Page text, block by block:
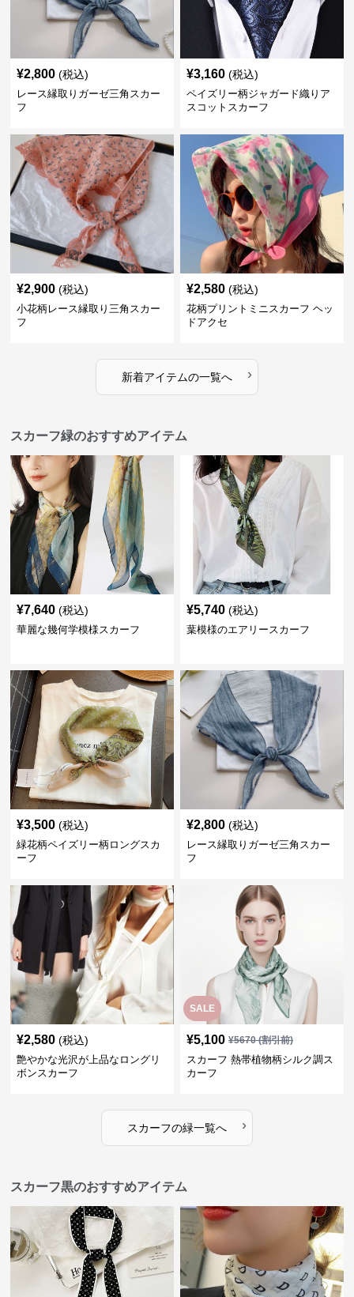
¥2,800 (税込)
レース縁取りガーゼ三角スカー
フ
¥3,160 (税込)
ペイズリー柄ジャガード織りア
スコットスカーフ
¥2,900 (税込)
小花柄レース縁取り三角スカー
フ
¥2,580 (税込)
花柄プリントミニスカーフ ヘッ
ドアクセ
新着アイテムの一覧へ ›
スカーフ緑のおすすめアイテム
¥7,640 (税込)
華麗な幾何学模様スカーフ
¥5,740 (税込)
葉模様のエアリースカーフ
¥3,500 (税込)
緑花柄ペイズリー柄ロングスカ
ーフ
¥2,800 (税込)
レース縁取りガーゼ三角スカー
フ
¥2,580 (税込)
艶やかな光沢が上品なロングリ
ボンスカーフ
SALE
¥5,100 ¥5670(割引前)
スカーフ 熱帯植物柄シルク調ス
カーフ
スカーフの緑一覧へ ›
スカーフ黒のおすすめアイテム